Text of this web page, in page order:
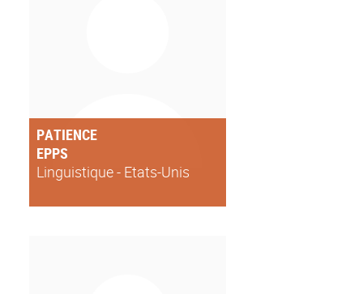
PATIENCE
EPPS
Linguistique - Etats-Unis